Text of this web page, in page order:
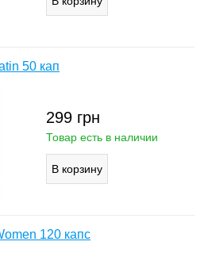
50 кап
299 грн
Товар есть в наличии
120 капс